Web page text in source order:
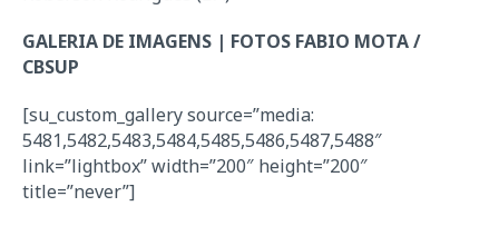
GALERIA DE IMAGENS | FOTOS FABIO MOTA /
CBSUP
[su_custom_gallery source=”media:
5481,5482,5483,5484,5485,5486,5487,5488″
link=”lightbox” width=”200″ height=”200″
title=”never”]